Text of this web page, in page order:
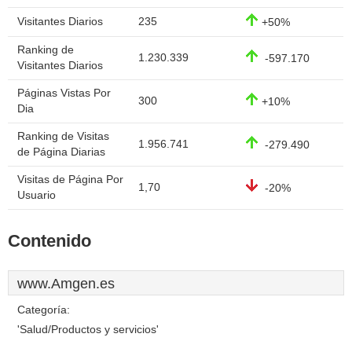
Visitantes Diarios 235 +50%
Ranking de
Visitantes Diarios
1.230.339 -597.170
Páginas Vistas Por
Dia
300 +10%
Ranking de Visitas
de Página Diarias
1.956.741 -279.490
Visitas de Página Por
Usuario
1,70 -20%
Contenido
www.Amgen.es
Categoría:
'Salud/Productos y servicios'